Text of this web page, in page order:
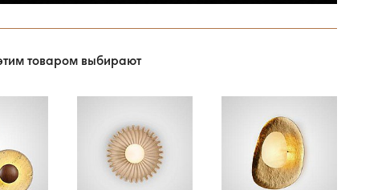
товаром выбирают